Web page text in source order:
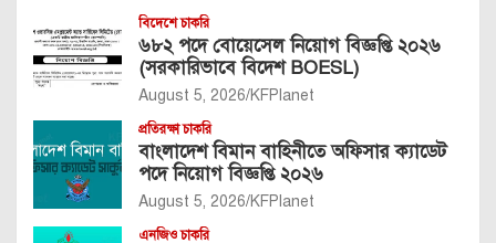
বিদেশে চাকরি
৬৮২ পদে বোয়েসেল নিয়োগ বিজ্ঞপ্তি ২০২৬
(সরকারিভাবে বিদেশ BOESL)
August 5, 2026 KFPlanet
প্রতিরক্ষা চাকরি
বাংলাদেশ বিমান বাহিনীতে অফিসার ক্যাডেট
পদে নিয়োগ বিজ্ঞপ্তি ২০২৬
August 5, 2026 KFPlanet
এনজিও চাকরি